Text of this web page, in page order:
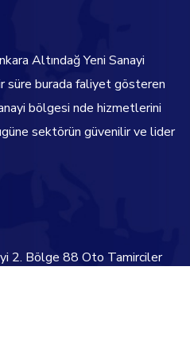
Altındağ Yeni Sanayi
süre burada faliyet gösteren
bölgesi nde hizmetlerini
sektörün güvenilir ve lider
2. Bölge 88 Oto Tamirciler